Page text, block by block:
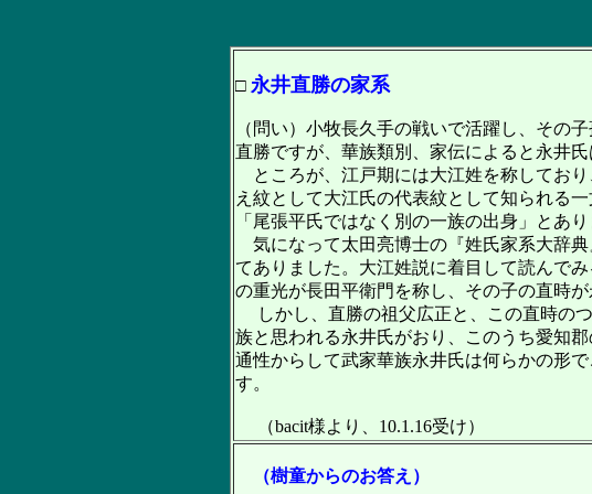
□ 永井直勝の家系
（問い）小牧長久手の戦いで活躍し、その
直勝ですが、華族類別、家伝によると永井
ところが、江戸期には大江姓を称してお
え紋として大江氏の代表紋として知られる
「尾張平氏ではなく別の一族の出身」とあり
気になって太田亮博士の『姓氏家系大辞
てありました。大江姓説に着目して読んで
の重光が長田平衛門を称し、その子の直時が
しかし、直勝の祖父広正と、この直時の
族と思われる永井氏がおり、このうち愛知
通性からして武家華族永井氏は何らかの形
す。
（bacit様より、10.1.16受け）
（樹童からのお答え）